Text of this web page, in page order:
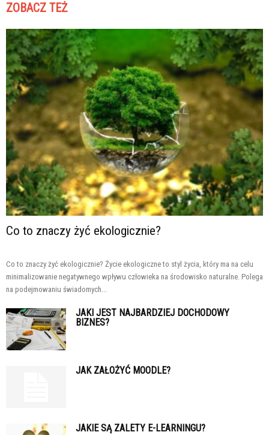
ZOBACZ TEŻ
Co to znaczy żyć ekologicznie?
Co to znaczy żyć ekologicznie? Życie ekologiczne to styl życia, który ma na celu
minimalizowanie negatywnego wpływu człowieka na środowisko naturalne. Polega
na podejmowaniu świadomych...
JAKI JEST NAJBARDZIEJ DOCHODOWY
BIZNES?
JAK ZAŁOŻYĆ MOODLE?
JAKIE SĄ ZALETY E-LEARNINGU?